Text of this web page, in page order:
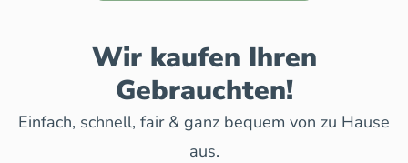
Wir kaufen Ihren
Gebrauchten!
Einfach, schnell, fair & ganz bequem von zu Hause
aus.